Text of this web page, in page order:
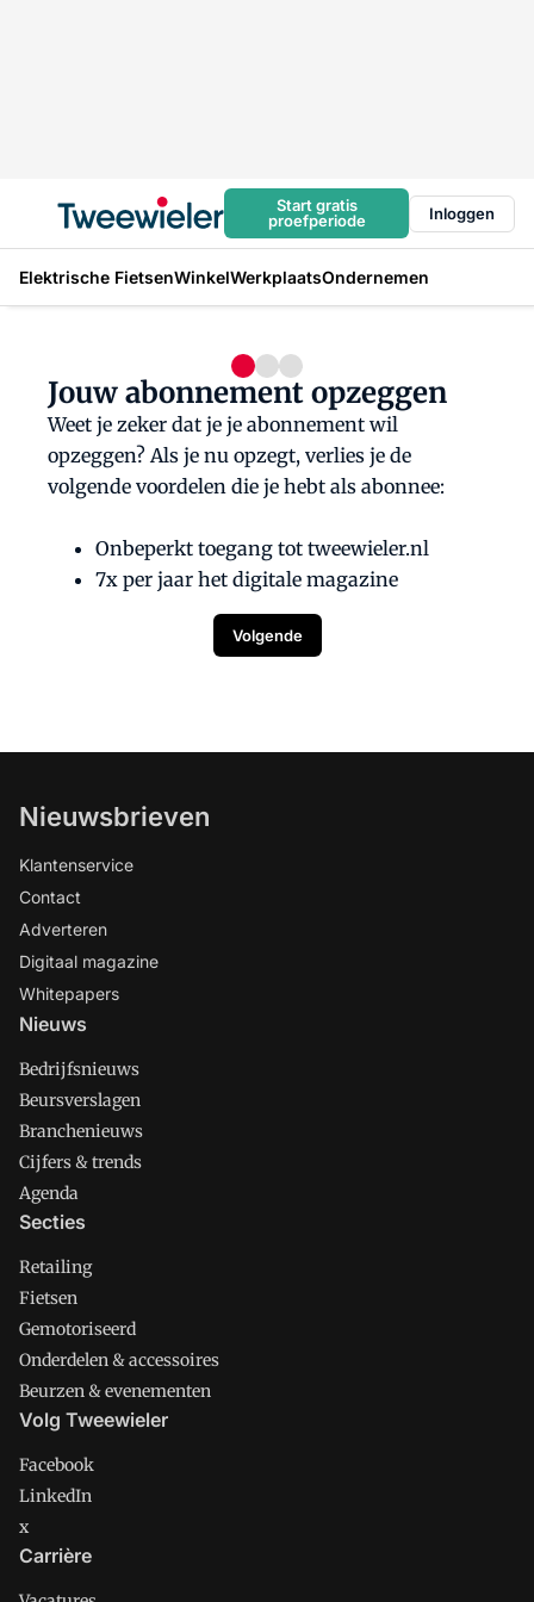
Start gratis
proefperiode
Inloggen
Elektrische FietsenWinkelWerkplaatsOndernemen
Jouw abonnement opzeggen
Weet je zeker dat je je abonnement wil
opzeggen? Als je nu opzegt, verlies je de
volgende voordelen die je hebt als abonnee:
Onbeperkt toegang tot tweewieler.nl
7x per jaar het digitale magazine
Volgende
Nieuwsbrieven
Klantenservice
Contact
Adverteren
Digitaal magazine
Whitepapers
Nieuws
Bedrijfsnieuws
Beursverslagen
Branchenieuws
Cijfers & trends
Agenda
Secties
Retailing
Fietsen
Gemotoriseerd
Onderdelen & accessoires
Beurzen & evenementen
Volg Tweewieler
Facebook
LinkedIn
x
Carrière